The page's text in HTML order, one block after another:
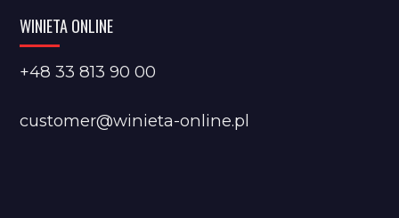
WINIETA ONLINE
+48 33 813 90 00
customer@winieta-online.pl